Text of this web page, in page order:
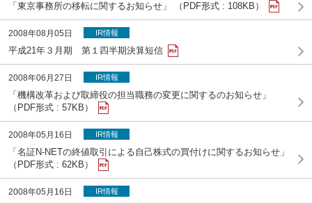
「東京事務所の移転に関するお知らせ」 （PDF形式 : 108KB）
2008年08月05日 IR情報
平成21年３月期 第１四半期決算短信
2008年06月27日 IR情報
「機構改革および取締役の担当職務の変更に関するのお知らせ」
（PDF形式 : 57KB）
2008年05月16日 IR情報
「名証N-NETの終値取引による自己株式の買付けに関するお知らせ」
（PDF形式 : 62KB）
2008年05月16日 IR情報